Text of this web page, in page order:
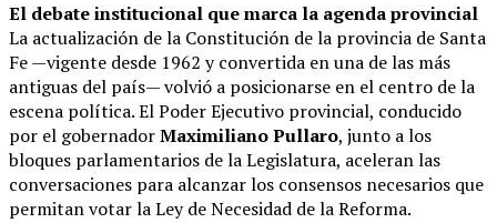
El debate institucional que marca la agenda provincial
La actualización de la Constitución de la provincia de Santa
Fe —vigente desde 1962 y convertida en una de las más
antiguas del país— volvió a posicionarse en el centro de la
escena política. El Poder Ejecutivo provincial, conducido
por el gobernadorMaximiliano Pullaro, junto a los
bloques parlamentarios de la Legislatura, aceleran las
conversaciones para alcanzar los consensos necesarios que
permitan votar la Ley de Necesidad de la Reforma.